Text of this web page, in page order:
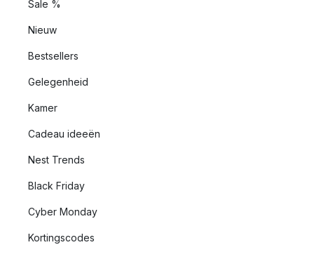
Sale %
Nieuw
Bestsellers
Gelegenheid
Kamer
Cadeau ideeën
Nest Trends
Black Friday
Cyber Monday
Kortingscodes